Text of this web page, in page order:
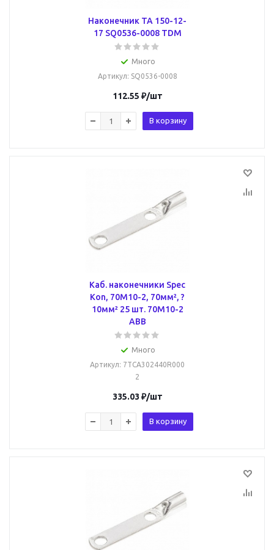
Наконечник ТА 150-12-
17 SQ0536-0008 TDM
Много
Артикул: SQ0536-0008
112.55 ₽/шт
В корзину
Каб. наконечники Spec
Kon, 70M10-2, 70мм², ?
10мм² 25 шт. 70M10-2
ABB
Много
Артикул: 7TCA302440R000
2
335.03 ₽/шт
В корзину